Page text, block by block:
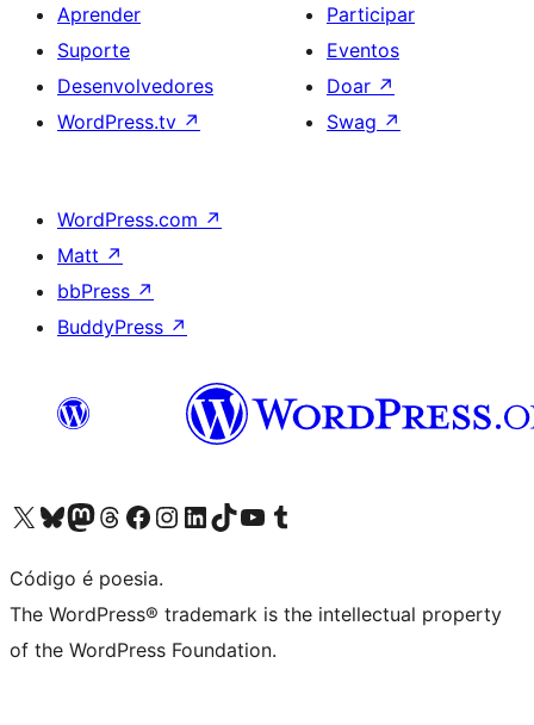
Aprender
Suporte
Desenvolvedores
WordPress.tv ↗
Participar
Eventos
Doar ↗
Swag ↗
WordPress.com ↗
Matt ↗
bbPress ↗
BuddyPress ↗
Acessar nossa conta do X (antigo Twitter)
Acessar nossa conta do Bluesky
Acessar nossa conta do Mastodon
Acessar nossa conta do Threads
Acessar nossa página do Facebook
Acessar nossa conta do Instagram
Acessar nossa conta do LinkedIn
Acessar nossa conta do TikTok
Acessar nosso canal do YouTube
Acessar nossa conta no Tumblr
Código é poesia.
The WordPress® trademark is the intellectual property
of the WordPress Foundation.